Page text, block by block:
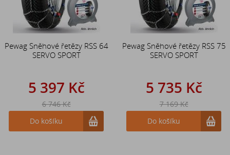
Pewag Sněhové řetězy RSS 64
SERVO SPORT
5 397 Kč
6 746 Kč
Do košíku
Pewag Sněhové řetězy RSS 75
SERVO SPORT
5 735 Kč
7 169 Kč
Do košíku